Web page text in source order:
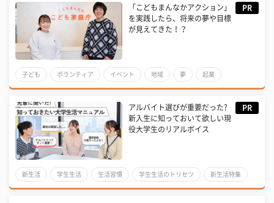
「こどもまんなかアクション」
を実践したら、将来の夢や目標
が見えてきた！？
PR
子ども ボランティア イベント 地域 夢 起業
アルバイト選びが重要だった?
新入生に知っておいて欲しい現
役大学生のリアルボイス
PR
新生活 学生生活 生活習慣 学生生活のトリセツ 新生活特集